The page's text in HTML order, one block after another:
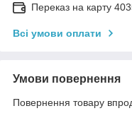
Переказ на карту
Всі умови оплати
Умови повернення
Повернення товару